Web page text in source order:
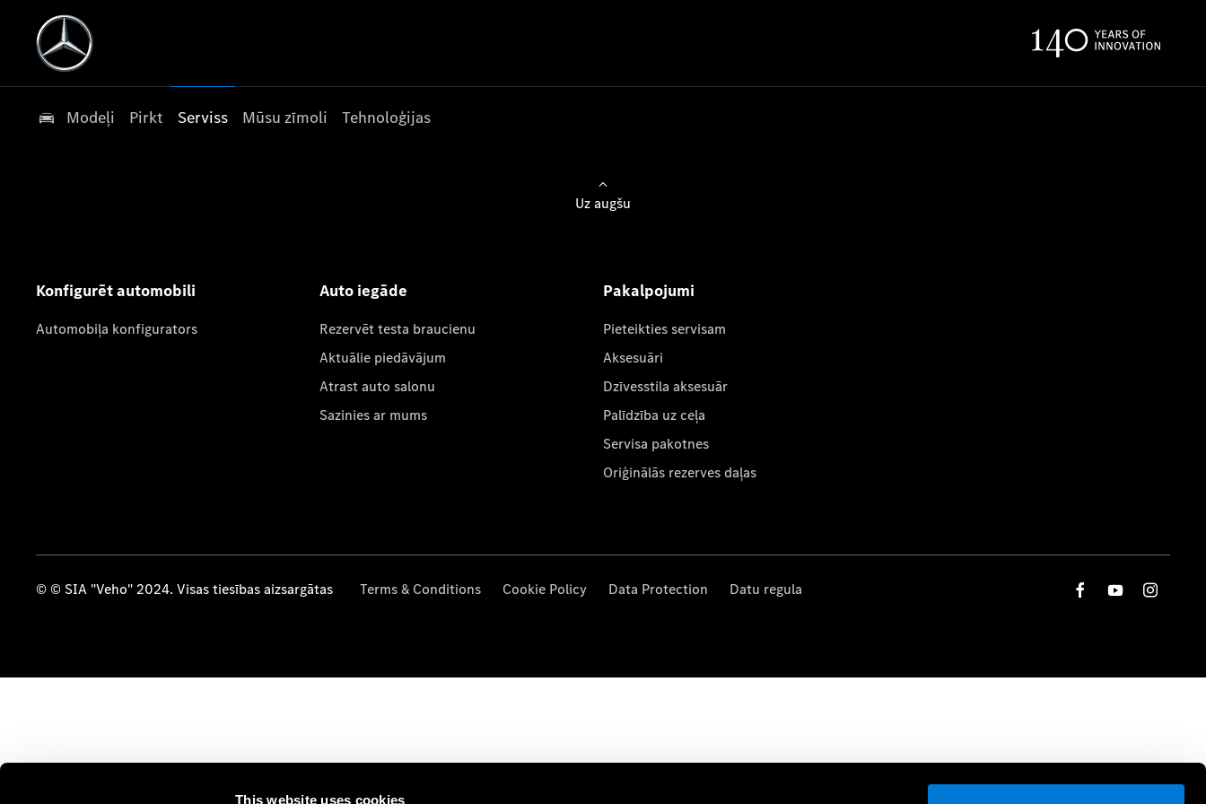
This website uses cookies
Modeļi Pirkt Serviss Mūsu zīmoli Tehnoloģijas
Uz augšu
Konfigurēt automobili
Automobiļa konfigurators
Auto iegāde
Rezervēt testa braucienu
Aktuālie piedāvājum
Atrast auto salonu
Sazinies ar mums
Pakalpojumi
Pieteikties servisam
Aksesuāri
Dzīvesstila aksesuār
Palīdzība uz ceļa
Servisa pakotnes
Oriģinālās rezerves daļas
© © SIA "Veho" 2024. Visas tiesības aizsargātas Terms & Conditions Cookie Policy Data Protection Datu regula